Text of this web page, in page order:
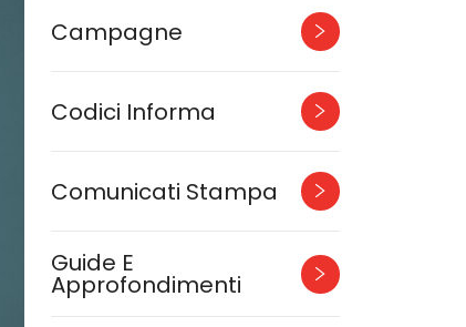
Campagne
Codici Informa
Comunicati Stampa
Guide E
Approfondimenti